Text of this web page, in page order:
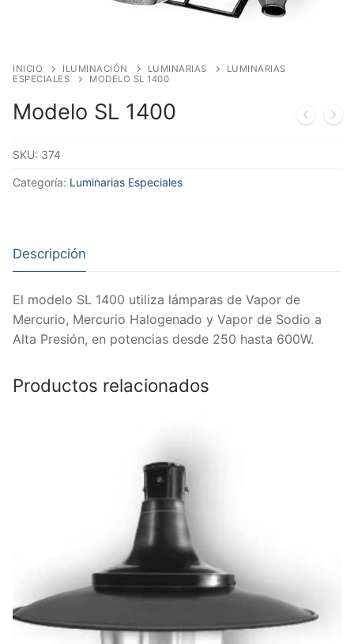
INICIO ILUMINACIÓN LUMINARIAS
LUMINARIAS
ESPECIALES
MODELO SL 1400
Modelo SL 1400
SKU: 374
Categoría: Luminarias Especiales
Descripción
El modelo SL 1400 utiliza lámparas de Vapor de
Mercurio, Mercurio Halogenado y Vapor de Sodio a
Alta Presión, en potencias desde 250 hasta 600W.
Productos relacionados